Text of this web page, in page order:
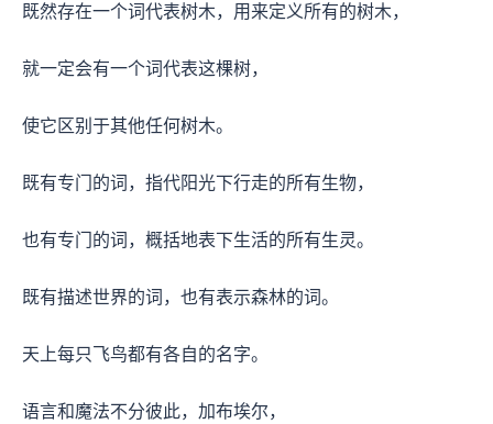
既然存在一个词代表树木，用来定义所有的树木，
就一定会有一个词代表这棵树，
使它区别于其他任何树木。
既有专门的词，指代阳光下行走的所有生物，
也有专门的词，概括地表下生活的所有生灵。
既有描述世界的词，也有表示森林的词。
天上每只飞鸟都有各自的名字。
语言和魔法不分彼此，加布埃尔，